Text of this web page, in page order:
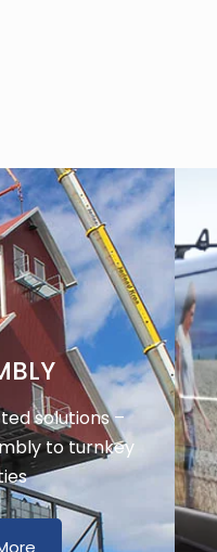
solutions –
to turnkey